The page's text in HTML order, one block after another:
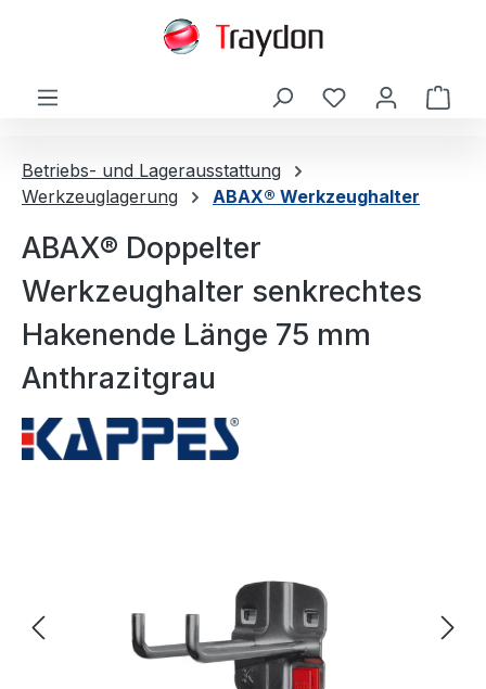
Betriebs- und Lagerausstattung
Werkzeuglagerung
ABAX® Werkzeughalter
ABAX® Doppelter
Werkzeughalter senkrechtes
Hakenende Länge 75 mm
Anthrazitgrau